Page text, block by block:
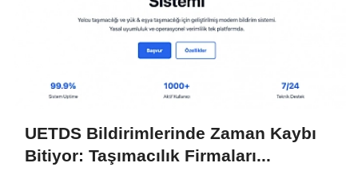
UETDS Bildirimlerinde Zaman Kaybı
Bitiyor: Taşımacılık Firmaları...